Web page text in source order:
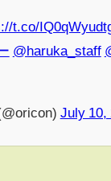
t.co/
@haruka_staff
July 10,